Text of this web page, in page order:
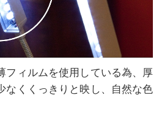
フィルムを使用している為、厚
なくくっきりと映し、自然な色